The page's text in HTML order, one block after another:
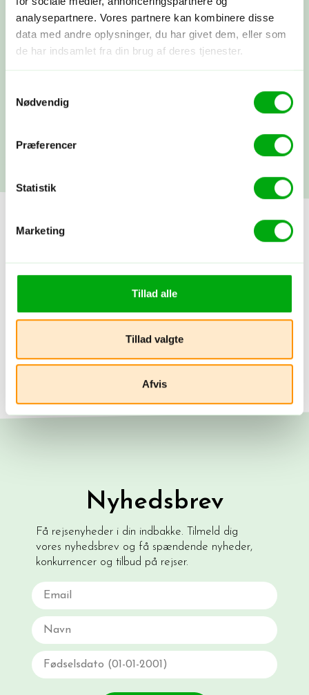
analysepartnere. Vores partnere kan kombinere disse
data med andre oplysninger, du har givet dem, eller som
de har indsamlet fra din brug af deres tjenester.
Nødvendig
Præferencer
Statistik
Marketing
Tillad alle
Tillad valgte
Afvis
aftalt, og du modtager alle dine
rejsepapirer, så du rigtig kan glæde
dig.
Du rejser…! Du kan altid få fat i os
Nyhedsbrev
Få rejsenyheder i din indbakke. Tilmeld dig
vores nyhedsbrev og få spændende nyheder,
konkurrencer og tilbud på rejser.
Email
Navn
Fødselsdato